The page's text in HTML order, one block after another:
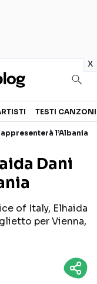
x
CANZONI
EVENTI
SHOW
TESTI CANZONI
l’Albania
Dani
of Italy, Elhaida
per Vienna,